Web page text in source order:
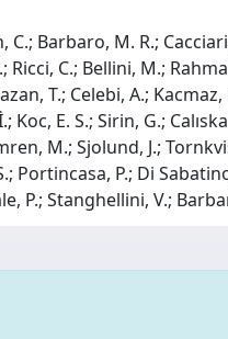
Barbaro, M. R.;
C.; Bellini, M.;
T.; Celebi, A.;
E. S.; Sirin, G.;
M.; Sjolund, J.;
Portincasa, P.; Di
P.; Stanghellini, V.;